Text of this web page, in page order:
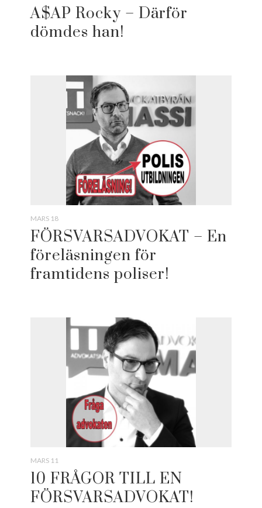
A$AP Rocky – Därför
dömdes han!
MARS 18
FÖRSVARSADVOKAT – En
föreläsningen för
framtidens poliser!
MARS 11
10 FRÅGOR TILL EN
FÖRSVARSADVOKAT!